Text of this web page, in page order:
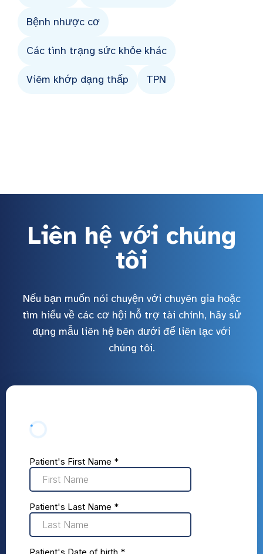
Bệnh nhược cơ
Các tình trạng sức khỏe khác
Viêm khớp dạng thấp TPN
Liên hệ với chúng
tôi
Nếu bạn muốn nói chuyện với chuyên gia hoặc
tìm hiểu về các cơ hội hỗ trợ tài chính, hãy sử
dụng mẫu liên hệ bên dưới để liên lạc với
chúng tôi.